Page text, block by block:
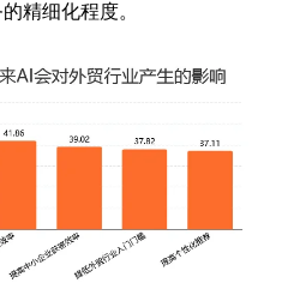
精细化程度。